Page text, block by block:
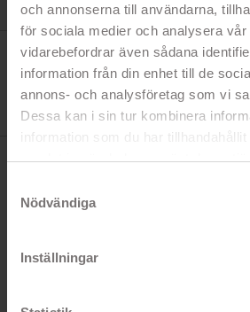
och annonserna till användarna,
för sociala medier och analysera
vidarebefordrar även sådana
information från din enhet till de
annons- och analysföretag som vi
Dessa kan i sin tur kombinera
information som du har tillhandahållit
samlat in när du har använt deras
Nödvändiga
Inställningar
Tillverkare:
Referens:
51000
I lager
0 Produkt
- Superkompakt grenuttag